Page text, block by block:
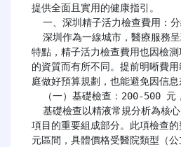
提供全面且實用的健康指引。
特點，精子活力檢查費用也因檢
的資質而有所不同。提前明晰費
庭做好預算規劃，也能避免因信息
項目的重要組成部分。此項檢查
元區間，具體價格受醫院類型（